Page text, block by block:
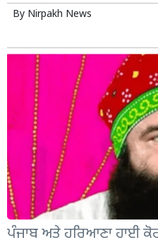
By Nirpakh News
ਪੰਜਾਬ ਅਤੇ ਹਰਿਆਣਾ ਹਾਈ